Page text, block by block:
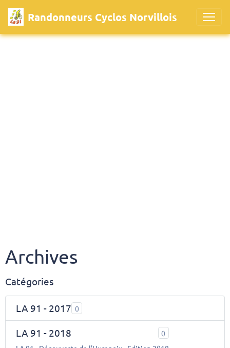
Randonneurs Cyclos Norvillois
Archives
Catégories
LA 91 - 2017 0
LA 91 - 2018
0